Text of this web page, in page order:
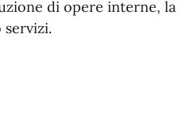
di opere interne, la